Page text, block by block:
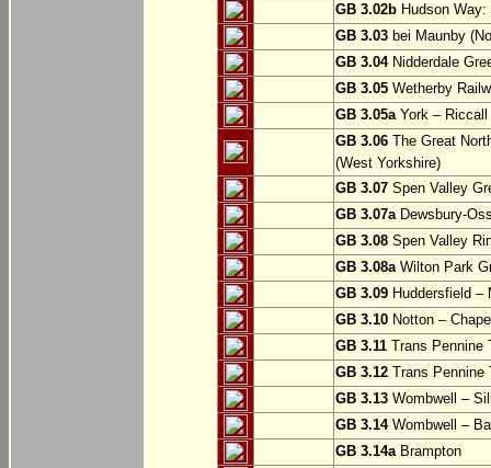
GB 3.02b Hudson
GB 3.03 bei Maunby
GB 3.04Nidderdale
GB 3.05 Wetherby
GB 3.05aYork – Riccall
GB 3.06 The Great
(West Yorkshire)
GB 3.07 Spen Valley
GB 3.07aDewsbury-
GB 3.08 Spen Valley
GB 3.08aWilton Park
GB 3.09 Huddersfield –
GB 3.10 Notton –
GB 3.11 Trans Pennine
GB 3.12 Trans Pennine
GB 3.13 Wombwell –
GB 3.14Wombwell –
GB 3.14aBrampton